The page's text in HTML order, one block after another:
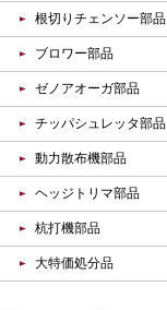
根切りチェンソー部品
ブロワー部品
ゼノアオーガ部品
チッパシュレッタ部品
動力散布機部品
ヘッジトリマ部品
杭打機部品
大特価処分品